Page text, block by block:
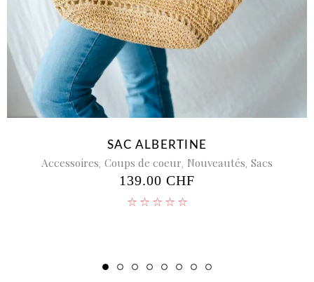
SAC ALBERTINE
Accessoires Coups de coeur Nouveautés Sacs
139.00 CHF